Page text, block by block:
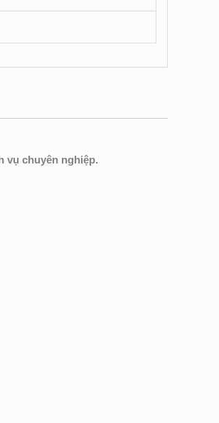
vụ chuyên nghiệp.